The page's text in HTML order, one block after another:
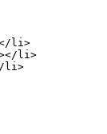
li>
li>
li>